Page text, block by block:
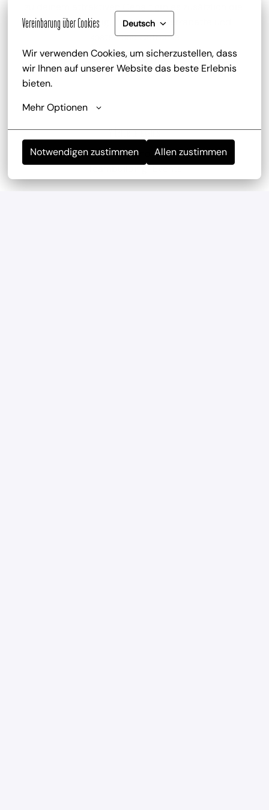
Vereinbarung über Cookies Deutsch
Wir verwenden Cookies, um sicherzustellen, dass
wir Ihnen auf unserer Website das beste Erlebnis
bieten.
Mehr Optionen
Notwendigen zustimmen Allen zustimmen
Trinkgeldbeteiligung, Mitarbeiterrabatte und
kostenlose Getränke
Mitarbeiterevents
wir haben regelmäßig und mehrmals im Jahr
Teambuilding-Events